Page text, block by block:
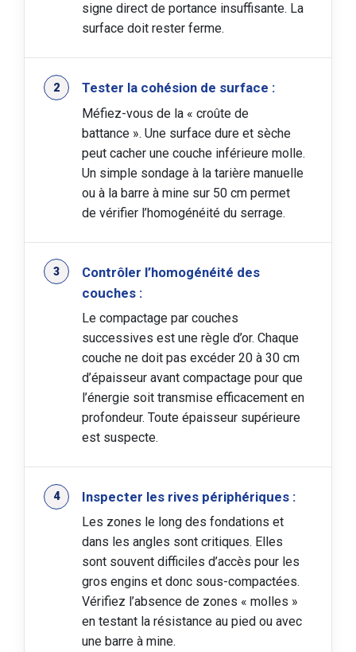
signe direct de portance insuffisante. La
surface doit rester ferme.
Tester la cohésion de surface :
Méfiez-vous de la « croûte de
battance ». Une surface dure et sèche
peut cacher une couche inférieure molle.
Un simple sondage à la tarière manuelle
ou à la barre à mine sur 50 cm permet
de vérifier l’homogénéité du serrage.
Contrôler l’homogénéité des
couches :
Le compactage par couches
successives est une règle d’or. Chaque
couche ne doit pas excéder 20 à 30 cm
d’épaisseur avant compactage pour que
l’énergie soit transmise efficacement en
profondeur. Toute épaisseur supérieure
est suspecte.
Inspecter les rives périphériques :
Les zones le long des fondations et
dans les angles sont critiques. Elles
sont souvent difficiles d’accès pour les
gros engins et donc sous-compactées.
Vérifiez l’absence de zones « molles »
en testant la résistance au pied ou avec
une barre à mine.